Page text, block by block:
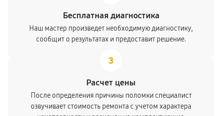
Бесплатная диагностика
Наш мастер произведет необходимую диагностику,
сообщит о результатах и предоставит решение.
3
Расчет цены
После определения причины поломки специалист
озвучивает стоимость ремонта с учетом характера